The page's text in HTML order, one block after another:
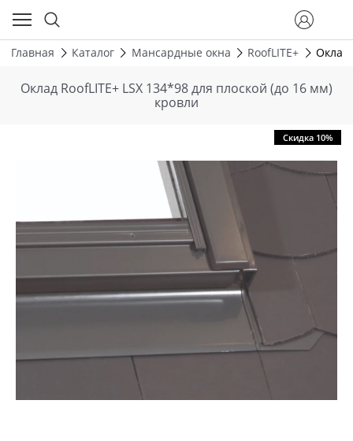
Главная Каталог Мансардные окна RoofLITE+ Оклад
Оклад RoofLITE+ LSX 134*98 для плоской (до 16 мм)
кровли
Скидка 10%